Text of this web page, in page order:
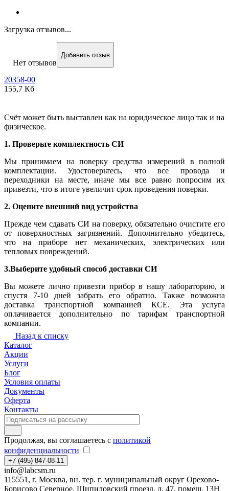
Загрузка отзывов...
Нет отзывов
Добавить отзыв
20358-00
155,7 Кб
Счёт может быть выставлен как на юридическое лицо так и на
физическое.
1. Проверьте комплектность СИ
Мы принимаем на поверку средства измерений в полной
комплектации. Удостоверьтесь, что все провода и
переходники на месте, иначе мы все равно попросим их
привезти, что в итоге увеличит срок проведения поверки.
2. Оцените внешний вид устройства
Прежде чем сдавать СИ на поверку, обязательно очистите его
от поверхностных загрязнений. Дополнительно убедитесь,
что на приборе нет механических, электрических или
тепловых повреждений.
3.Выберите удобный способ доставки СИ
Вы можете лично привезти прибор в нашу лабораторию, и
спустя 7-10 дней забрать его обратно. Также возможна
доставка транспортной компанией КСЕ. Эта услуга
оплачивается дополнительно по тарифам транспортной
компании.
Назад к списку
Каталог
Акции
Услуги
Блог
Условия оплаты
Документы
Оферта
Контакты
Продолжая, вы соглашаетесь с политикой
конфиденциальности
+7 (495) 847-08-11
info@labcsm.ru
115551, г. Москва, вн. тер. г. муниципальный округ Орехово-
Борисово Северное, Шипиловский проезд, д. 47, помещ. 13Н